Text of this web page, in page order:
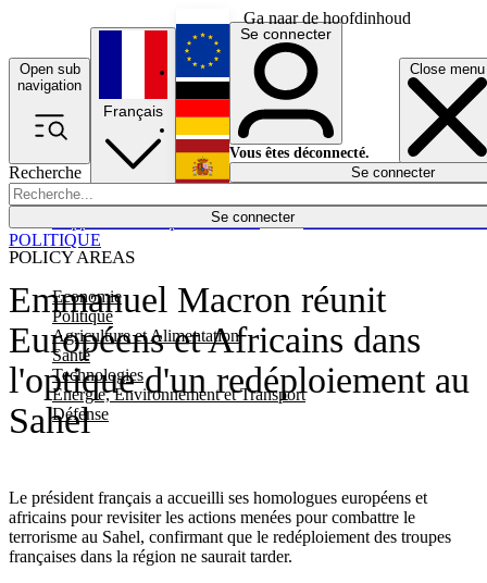
Ga naar de hoofdinhoud
Open sub
navigation
Close menu
Recherche
Se connecter
POLICY AREAS
Economie
Politique
Agriculture et Alimentation
Santé
Technologies
Energie, Environnement et Transport
Défense
Économie
Français
English
Deutsch
Español
Se connecter
Vous êtes déconnecté.
Se connecter
Emmanuel Macron réunit
Européens et Africains dans
l'optique d'un redéploiement au
Sahel
Le président français a accueilli ses homologues européens et
africains pour revisiter les actions menées pour combattre le
terrorisme au Sahel, confirmant que le redéploiement des troupes
françaises dans la région ne saurait tarder.
POLITIQUE